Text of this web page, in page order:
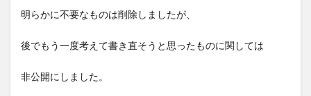
明らかに不要なものは削除しましたが、
後でもう一度考えて書き直そうと思ったものに関しては
非公開にしました。